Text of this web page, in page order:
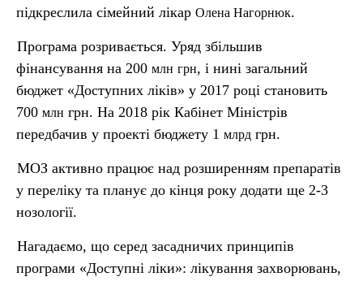
підкреслила сімейний лікар Олена Нагорнюк.
Програма розривається. Уряд збільшив
фінансування на 200 млн грн, і нині загальний
бюджет «Доступних ліків» у 2017 році становить
700 млн грн. На 2018 рік Кабінет Міністрів
передбачив у проекті бюджету 1 млрд грн.
МОЗ активно працює над розширенням препаратів
у переліку та планує до кінця року додати ще 2-3
нозології.
Нагадаємо, що серед засадничих принципів
програми «Доступні ліки»: лікування захворювань,